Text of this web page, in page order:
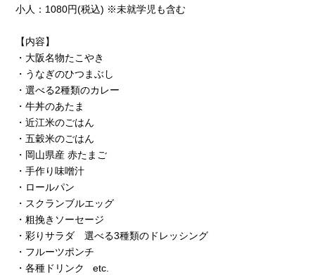
小人：1080円(税込) ※未就学児も含む
【内容】
・大阪名物たこやき
・うなぎのひつまぶし
・選べる2種類のカレー
・牛丼のあたま
・近江米のごはん
・五穀米のごはん
・岡山県産 赤たまご
・手作り味噌汁
・ロールパン
・スクランブルエッグ
・粗挽きソーセージ
・彩りサラダ 選べる3種類のドレッシング
・フルーツポンチ
・各種ドリンク etc.